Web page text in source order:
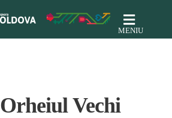
MENIU
Orheiul Vechi